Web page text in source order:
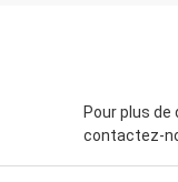
Pour plus
contactez-